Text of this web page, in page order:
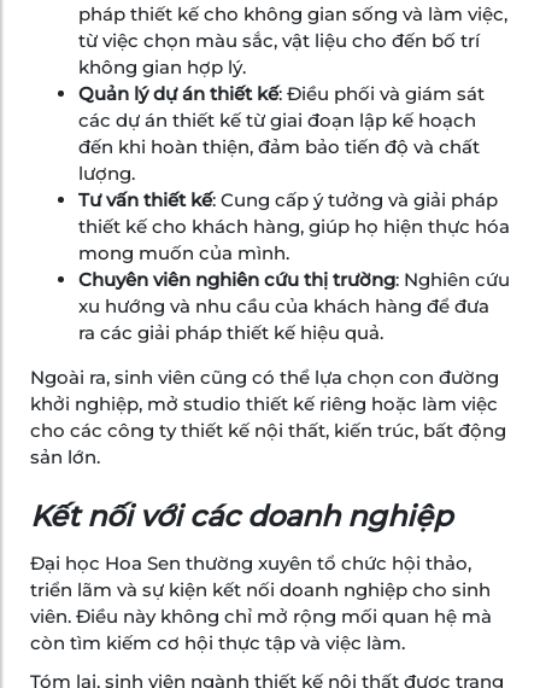
pháp thiết kế cho không gian sống và làm việc,
từ việc chọn màu sắc, vật liệu cho đến bố trí
không gian hợp lý.
Quản lý dự án thiết kế: Điều phối và giám sát
các dự án thiết kế từ giai đoạn lập kế hoạch
đến khi hoàn thiện, đảm bảo tiến độ và chất
lượng.
Tư vấn thiết kế: Cung cấp ý tưởng và giải pháp
thiết kế cho khách hàng, giúp họ hiện thực hóa
mong muốn của mình.
Chuyên viên nghiên cứu thị trường: Nghiên cứu
xu hướng và nhu cầu của khách hàng để đưa
ra các giải pháp thiết kế hiệu quả.
Ngoài ra, sinh viên cũng có thể lựa chọn con đường
khởi nghiệp, mở studio thiết kế riêng hoặc làm việc
cho các công ty thiết kế nội thất, kiến trúc, bất động
sản lớn.
Kết nối với các doanh nghiệp
Đại học Hoa Sen thường xuyên tổ chức hội thảo,
triển lãm và sự kiện kết nối doanh nghiệp cho sinh
viên. Điều này không chỉ mở rộng mối quan hệ mà
còn tìm kiếm cơ hội thực tập và việc làm.
Tóm lại, sinh viên ngành thiết kế nội thất được trang